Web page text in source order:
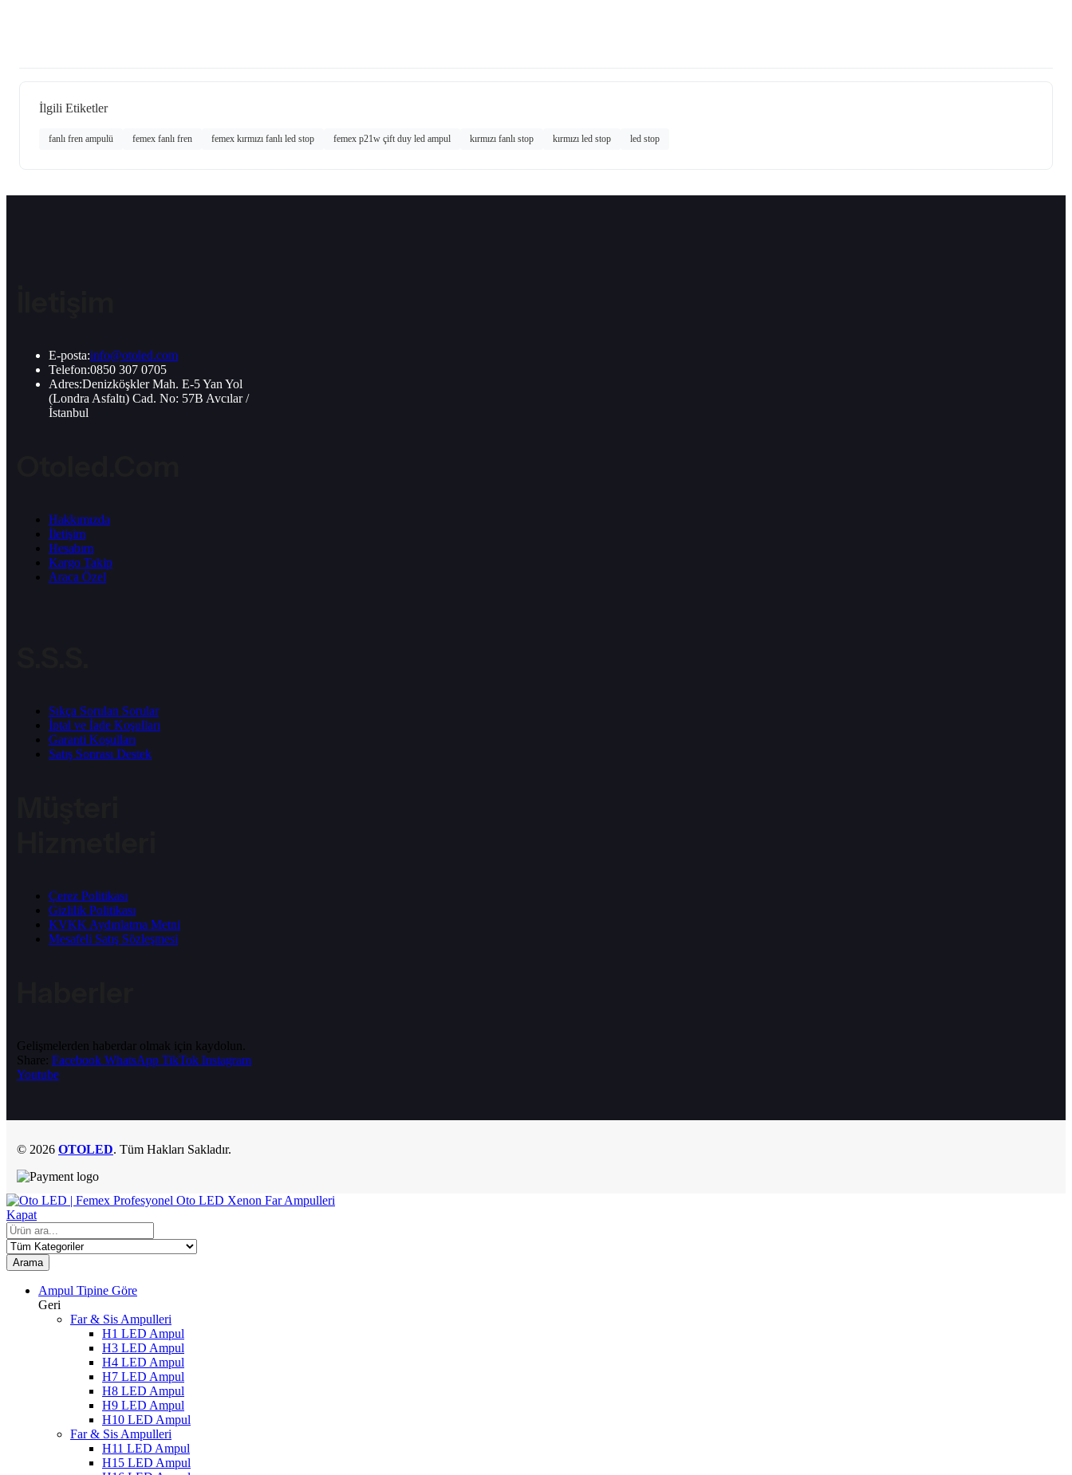
İlgili Etiketler
fanlı fren ampulü femex fanlı fren femex kırmızı fanlı led stop femex p21w çift duy led ampul kırmızı fanlı stop kırmızı led stop led stop
E-posta:info@otoled.com
Telefon:0850 307 0705
Adres:Denizköşkler Mah. E-5 Yan Yol
(Londra Asfaltı) Cad. No: 57B Avcılar /
İstanbul
Hakkımızda
İletişim
Hesabım
Kargo Takip
Araca Özel
Sıkça Sorulan Sorular
İptal ve İade Koşulları
Garanti Koşulları
Satış Sonrası Destek
Çerez Politikası
Gizlilik Politikası
KVKK Aydınlatma Metni
Mesafeli Satış Sözleşmesi
Gelişmelerden haberdar olmak için kaydolun.
Share: Facebook WhatsApp TikTok Instagram
Youtube
© 2026 OTOLED. Tüm Hakları Sakladır.
Kapat
Arama
Ampul Tipine Göre
Geri
Far & Sis Ampulleri
H1 LED Ampul
H3 LED Ampul
H4 LED Ampul
H7 LED Ampul
H8 LED Ampul
H9 LED Ampul
H10 LED Ampul
Far & Sis Ampulleri
H11 LED Ampul
H15 LED Ampul